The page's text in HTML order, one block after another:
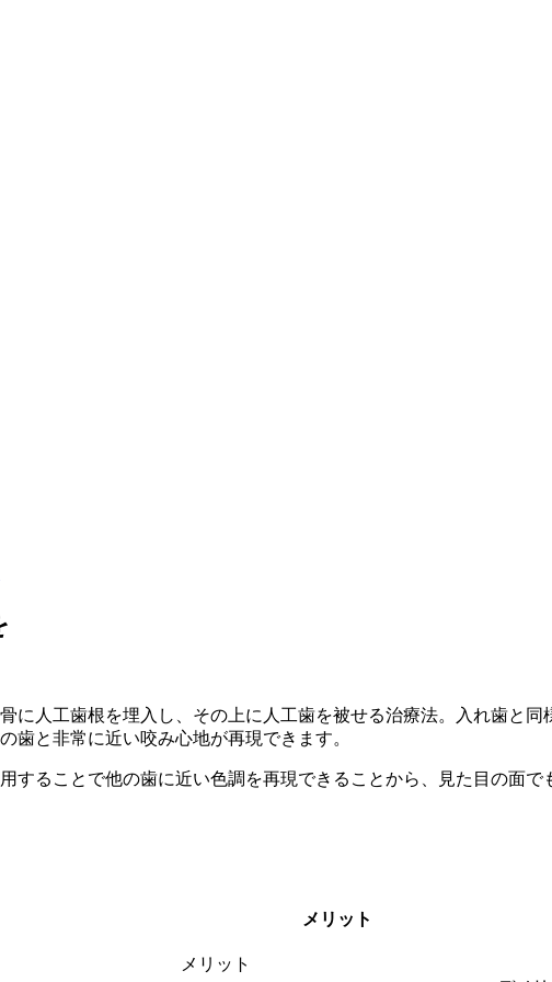
に人工歯根を埋入し、その上に人工歯を被せる治療法。入れ歯と
歯と非常に近い咬み心地が再現できます。
することで他の歯に近い色調を再現できることから、見た目の面
メリット
メリット